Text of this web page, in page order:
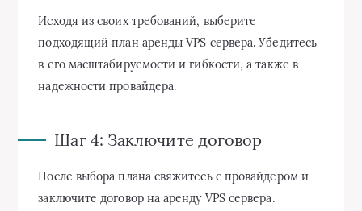
Исходя из своих требований, выберите
подходящий план аренды VPS сервера. Убедитесь
в его масштабируемости и гибкости, а также в
надежности провайдера.
Шаг 4: Заключите договор
После выбора плана свяжитесь с провайдером и
заключите договор на аренду VPS сервера.